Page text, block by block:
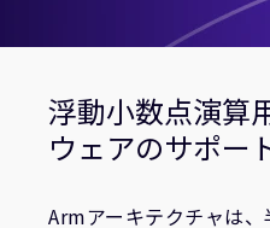
企業様向けFlexible
その他のお問い合わ
教育関連
開発
浮動小数点演算
ウェアのサポー
Armアーキテクチャは